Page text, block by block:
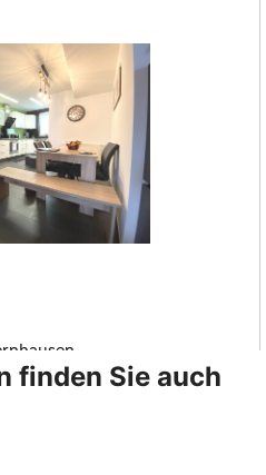
finden Sie auch